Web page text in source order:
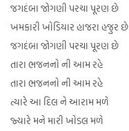
જગદંબા જોગણી પરચા પૂરણ છે
ખમકારી ખોડિયાર હાજરા હજુર છે
જગદંબા જોગણી પરચા પૂરણ છે
તારા ભજનનો ની આમ રહે
તારા ભજનનો ની આમ રહે
ત્યારે આ દિલ ને આરામ મળે
જ્યારે મને મારી ખોડલ મળે